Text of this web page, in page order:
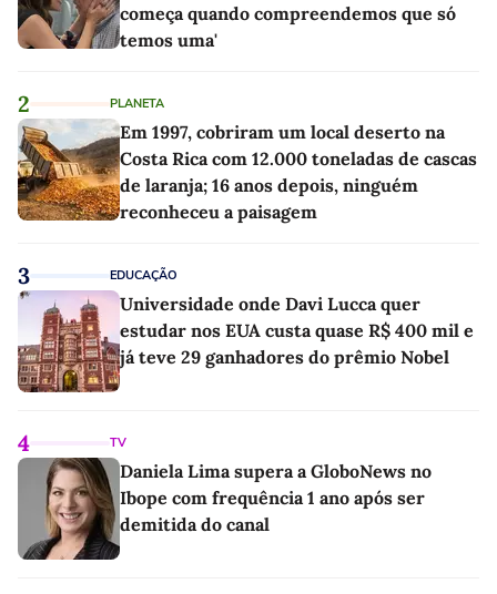
começa quando compreendemos que só
temos uma'
2 PLANETA
Em 1997, cobriram um local deserto na
Costa Rica com 12.000 toneladas de cascas
de laranja; 16 anos depois, ninguém
reconheceu a paisagem
3 EDUCAÇÃO
Universidade onde Davi Lucca quer
estudar nos EUA custa quase R$ 400 mil e
já teve 29 ganhadores do prêmio Nobel
4 TV
Daniela Lima supera a GloboNews no
Ibope com frequência 1 ano após ser
demitida do canal